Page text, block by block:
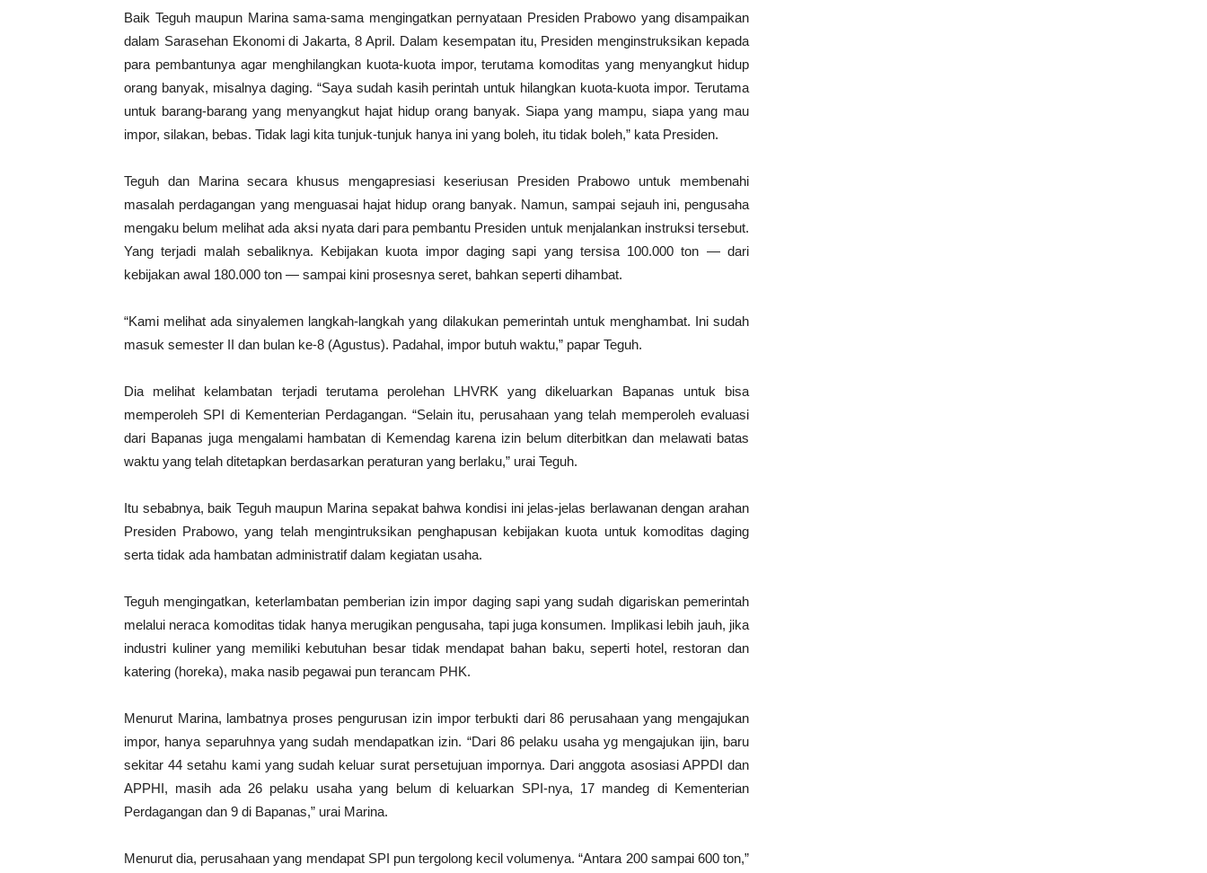
Baik Teguh maupun Marina sama-sama mengingatkan pernyataan Presiden Prabowo yang disampaikan
dalam Sarasehan Ekonomi di Jakarta, 8 April. Dalam kesempatan itu, Presiden menginstruksikan kepada
para pembantunya agar menghilangkan kuota-kuota impor, terutama komoditas yang menyangkut hidup
orang banyak, misalnya daging. “Saya sudah kasih perintah untuk hilangkan kuota-kuota impor. Terutama
untuk barang-barang yang menyangkut hajat hidup orang banyak. Siapa yang mampu, siapa yang mau
impor, silakan, bebas. Tidak lagi kita tunjuk-tunjuk hanya ini yang boleh, itu tidak boleh,” kata Presiden.
Teguh dan Marina secara khusus mengapresiasi keseriusan Presiden Prabowo untuk membenahi
masalah perdagangan yang menguasai hajat hidup orang banyak. Namun, sampai sejauh ini, pengusaha
mengaku belum melihat ada aksi nyata dari para pembantu Presiden untuk menjalankan instruksi tersebut.
Yang terjadi malah sebaliknya. Kebijakan kuota impor daging sapi yang tersisa 100.000 ton — dari
kebijakan awal 180.000 ton — sampai kini prosesnya seret, bahkan seperti dihambat.
“Kami melihat ada sinyalemen langkah-langkah yang dilakukan pemerintah untuk menghambat. Ini sudah
masuk semester II dan bulan ke-8 (Agustus). Padahal, impor butuh waktu,” papar Teguh.
Dia melihat kelambatan terjadi terutama perolehan LHVRK yang dikeluarkan Bapanas untuk bisa
memperoleh SPI di Kementerian Perdagangan. “Selain itu, perusahaan yang telah memperoleh evaluasi
dari Bapanas juga mengalami hambatan di Kemendag karena izin belum diterbitkan dan melawati batas
waktu yang telah ditetapkan berdasarkan peraturan yang berlaku,” urai Teguh.
Itu sebabnya, baik Teguh maupun Marina sepakat bahwa kondisi ini jelas-jelas berlawanan dengan arahan
Presiden Prabowo, yang telah mengintruksikan penghapusan kebijakan kuota untuk komoditas daging
serta tidak ada hambatan administratif dalam kegiatan usaha.
Teguh mengingatkan, keterlambatan pemberian izin impor daging sapi yang sudah digariskan pemerintah
melalui neraca komoditas tidak hanya merugikan pengusaha, tapi juga konsumen. Implikasi lebih jauh, jika
industri kuliner yang memiliki kebutuhan besar tidak mendapat bahan baku, seperti hotel, restoran dan
katering (horeka), maka nasib pegawai pun terancam PHK.
Menurut Marina, lambatnya proses pengurusan izin impor terbukti dari 86 perusahaan yang mengajukan
impor, hanya separuhnya yang sudah mendapatkan izin. “Dari 86 pelaku usaha yg mengajukan ijin, baru
sekitar 44 setahu kami yang sudah keluar surat persetujuan impornya. Dari anggota asosiasi APPDI dan
APPHI, masih ada 26 pelaku usaha yang belum di keluarkan SPI-nya, 17 mandeg di Kementerian
Perdagangan dan 9 di Bapanas,” urai Marina.
Menurut dia, perusahaan yang mendapat SPI pun tergolong kecil volumenya. “Antara 200 sampai 600 ton,”